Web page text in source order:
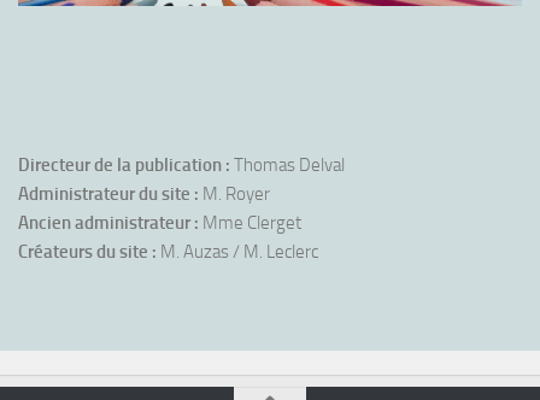
Directeur de la publication : Thomas Delval
Administrateur du site : M. Royer
Ancien administrateur : Mme Clerget
Créateurs du site : M. Auzas / M. Leclerc